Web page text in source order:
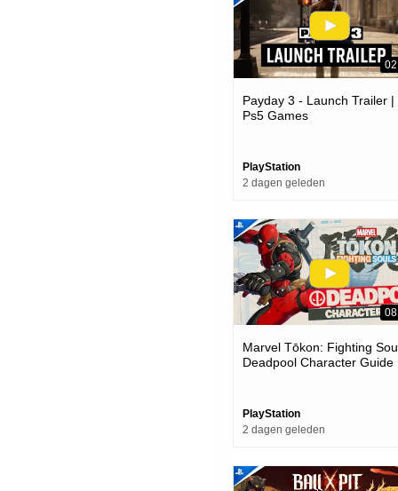
Payday 3 - Launch Trailer |
Ps5 Games
PlayStation
2 dagen geleden
Marvel Tōkon: Fighting
Deadpool Character Guide
PlayStation
2 dagen geleden